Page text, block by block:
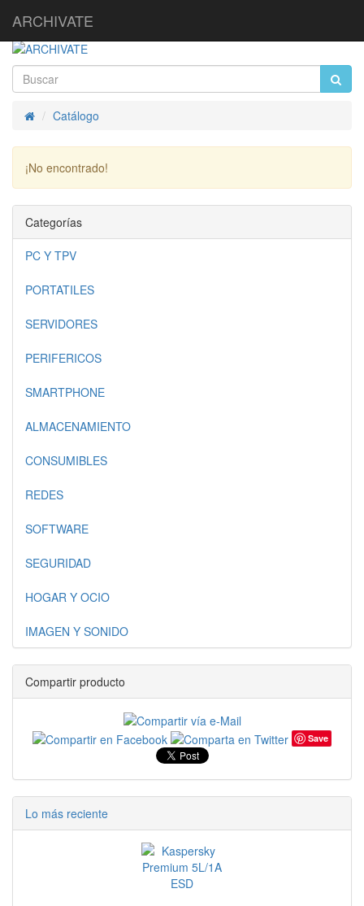
ARCHIVATE
InicioCatálogo
¡No encontrado!
Categorías
PC Y TPV
PORTATILES
SERVIDORES
PERIFERICOS
SMARTPHONE
ALMACENAMIENTO
CONSUMIBLES
REDES
SOFTWARE
SEGURIDAD
HOGAR Y OCIO
IMAGEN Y SONIDO
Compartir producto
Save
Lo más reciente